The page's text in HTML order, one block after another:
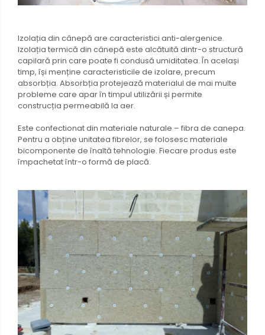
Izolația din cânepă are caracteristici anti-alergenice.
Izolația termică din cânepă este alcătuită dintr-o structură
capilară prin care poate fi condusă umiditatea. În același
timp, își menține caracteristicile de izolare, precum
absorbția. Absorbția protejează materialul de mai multe
probleme care apar în timpul utilizării și permite
construcția permeabilă la aer.
Este confectionat din materiale naturale – fibra de canepa.
Pentru a obține unitatea fibrelor, se folosesc materiale
bicomponente de înaltă tehnologie. Fiecare produs este
împachetat într-o formă de placă.